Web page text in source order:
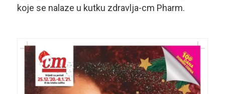
koje se nalaze u kutku zdravlja-cm Pharm.